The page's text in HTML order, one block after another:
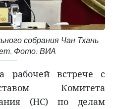
собрания Чан Тхань
Фото: ВИА
рабочей встрече с
Комитета
(НС) по делам